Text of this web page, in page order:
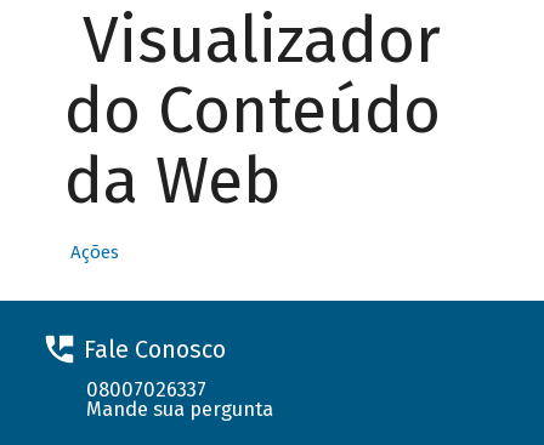
Visualizador
do Conteúdo
da Web
Ações
Fale Conosco
08007026337
Mande sua pergunta